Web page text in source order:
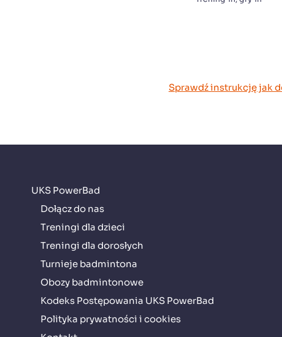
Sprawdź instrukcję jak
UKS PowerBad
Dołącz do nas
Treningi dla dzieci
Treningi dla dorosłych
Turnieje badmintona
Obozy badmintonowe
Kodeks Postępowania UKS PowerBad
Polityka prywatności i cookies